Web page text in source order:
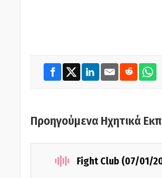
Προηγούμενα Ηχητικά
Fight Club (07/01/